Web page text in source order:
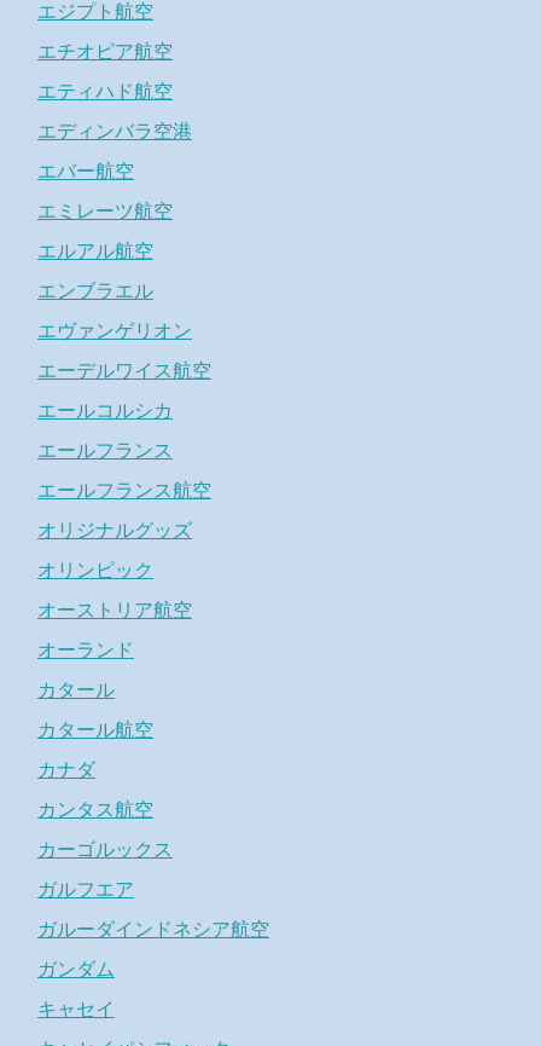
エジプト航空
エチオピア航空
エティハド航空
エディンバラ空港
エバー航空
エミレーツ航空
エルアル航空
エンブラエル
エヴァンゲリオン
エーデルワイス航空
エールコルシカ
エールフランス
エールフランス航空
オリジナルグッズ
オリンピック
オーストリア航空
オーランド
カタール
カタール航空
カナダ
カンタス航空
カーゴルックス
ガルフエア
ガルーダインドネシア航空
ガンダム
キャセイ